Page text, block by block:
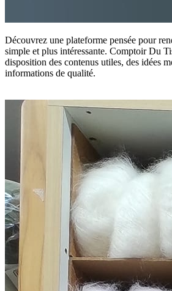
Découvrez une plateforme pensée pour
simple et plus intéressante. Comptoir Du
disposition des contenus utiles, des idées
informations de qualité.